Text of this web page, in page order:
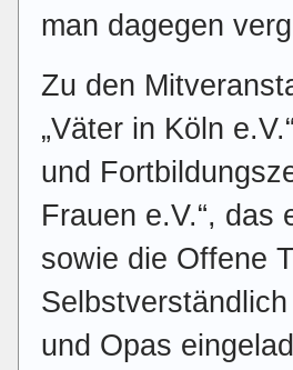
man dagegen
Zu den
„Väter in Köln
und
Frauen e.V.“, das
sowie die Offene
und Opas